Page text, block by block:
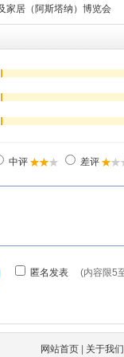
家居（阿斯塔纳）博览会
网站首页 | 关于我们